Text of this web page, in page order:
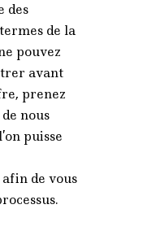
des
de la
pouvez
avant
prenez
nous
puisse
de vous